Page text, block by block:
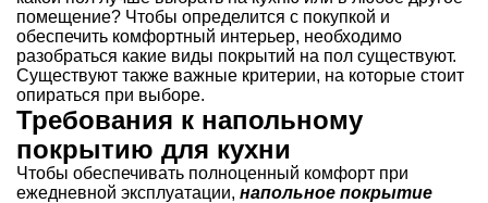
помещение? Чтобы определится с покупкой и
обеспечить комфортный интерьер, необходимо
разобраться какие виды покрытий на пол существуют.
Существуют также важные критерии, на которые стоит
опираться при выборе.
Требования к напольному
покрытию для кухни
Чтобы обеспечивать полноценный комфорт при
ежедневной эксплуатации, напольное покрытие